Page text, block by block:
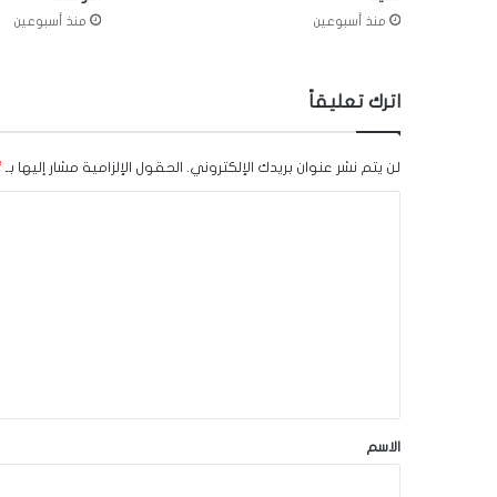
منذ أسبوعين منذ أسبوعين
اترك تعليقاً
لن يتم نشر عنوان بريدك الإلكتروني. الحقول الإلزامية مشار إليها بـ
*
الاسم